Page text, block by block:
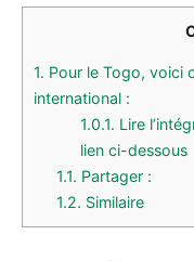
1. Pour le Togo, voici
international :
1.0.1. Lire
lien ci-dessous
1.1. Partager :
1.2. Similaire